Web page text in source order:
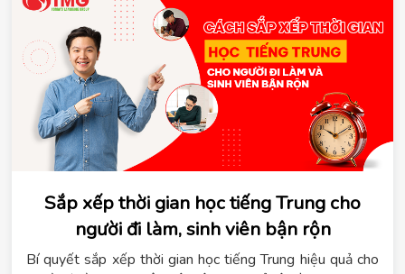
Sắp xếp thời gian học tiếng Trung cho
người đi làm, sinh viên bận rộn
Bí quyết sắp xếp thời gian học tiếng Trung hiệu quả cho